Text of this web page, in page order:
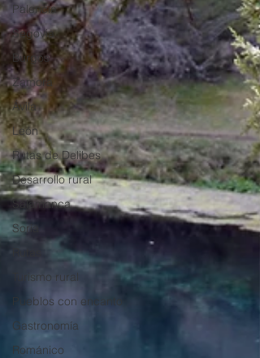
Palencia
Segovia
Burgos
Zamora
Ávila
León
Rutas de Delibes
Desarrollo rural
Salamanca
Soria
Turismo rural
Pueblos con encanto
Gastronomía
Románico